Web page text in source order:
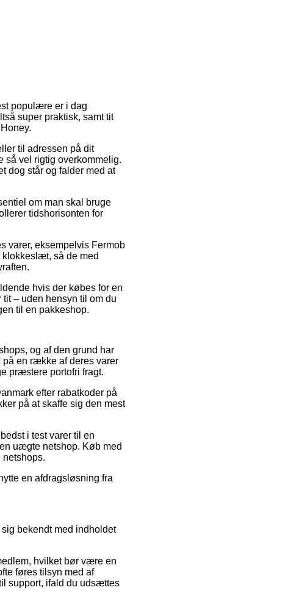
populære er i dag
super praktisk, samt tit
til adressen på dit
så vel rigtig overkommelig.
dog står og falder med at
om man skal bruge
tidshorisonten for
varer, eksempelvis Fermob
klokkeslæt, så de med
hvis der købes for en
– uden hensyn til om du
til en pakkeshop.
og af den grund har
en række af deres varer
præstere portofri fragt.
efter rabatkoder på
på at skaffe sig den mest
i test varer til en
uægte netshop. Køb med
en afdragsløsning fra
bekendt med indholdet
hvilket bør være en
føres tilsyn med af
support, ifald du udsættes